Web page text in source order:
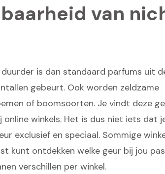
van
is dan standaard parfums uit
gebeurt. Ook worden zeldzame
of boomsoorten. Je vindt deze
winkels. Het is dus niet iets dat
exclusief en speciaal. Sommige
kunt ontdekken welke geur bij jou
verschillen per winkel.